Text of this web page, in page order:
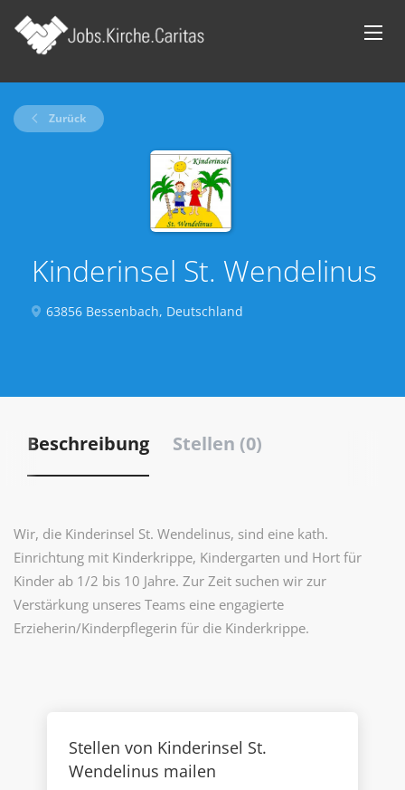
Zurück
Kinderinsel St. Wendelinus
63856 Bessenbach, Deutschland
Beschreibung Stellen (0)
Wir, die Kinderinsel St. Wendelinus, sind eine kath.
Einrichtung mit Kinderkrippe, Kindergarten und Hort für
Kinder ab 1/2 bis 10 Jahre. Zur Zeit suchen wir zur
Verstärkung unseres Teams eine engagierte
Erzieherin/Kinderpflegerin für die Kinderkrippe.
Stellen von Kinderinsel St.
Wendelinus mailen